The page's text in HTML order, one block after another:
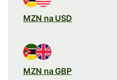
MZN na USD
MZN na GBP